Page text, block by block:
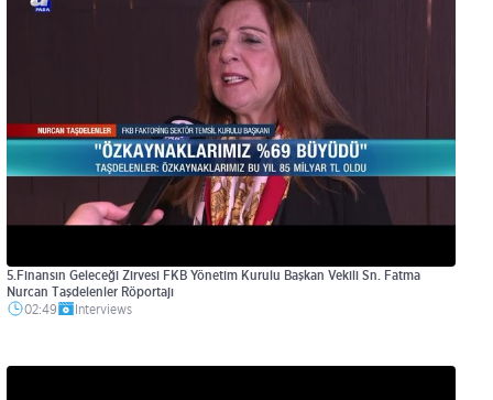
5.Finansın Geleceği Zirvesi FKB Yönetim Kurulu Başkan Vekili Sn. Fatma
Nurcan Taşdelenler Röportajı
02:49
Interviews